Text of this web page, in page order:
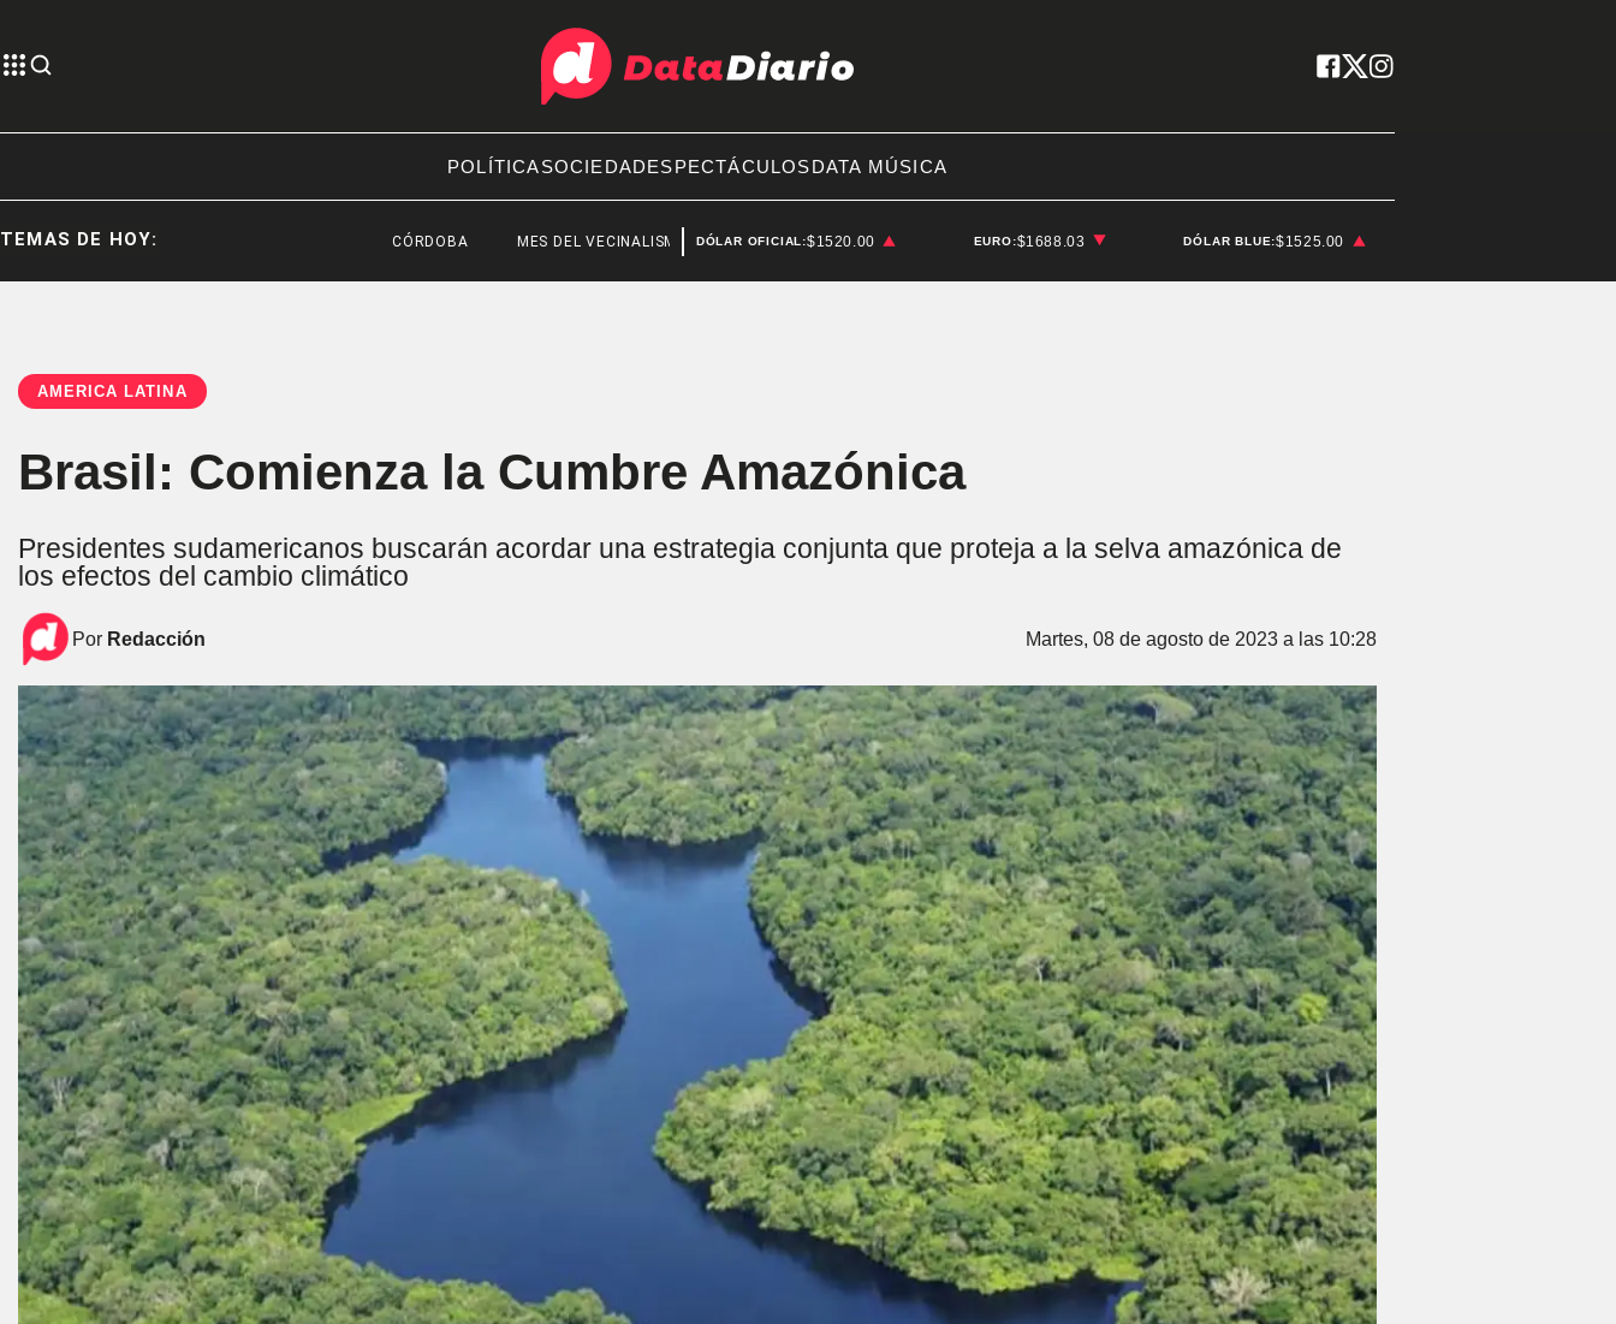
POLÍTICASOCIEDADESPECTÁCULOSDATA MÚSICA
TEMAS DE HOY: CÓRDOBA MES DEL VECINALISMO SAN CRISTÓBAL
DÓLAR OFICIAL:$1520.00 EURO:$1688.03 DÓLAR BLUE:$1525.00
AMÉRICA LATINA
Brasil: Comienza la Cumbre Amazónica
Presidentes sudamericanos buscarán acordar una estrategia conjunta que proteja a la selva amazónica de
los efectos del cambio climático
Por Redacción Martes, 08 de agosto de 2023 a las 10:28